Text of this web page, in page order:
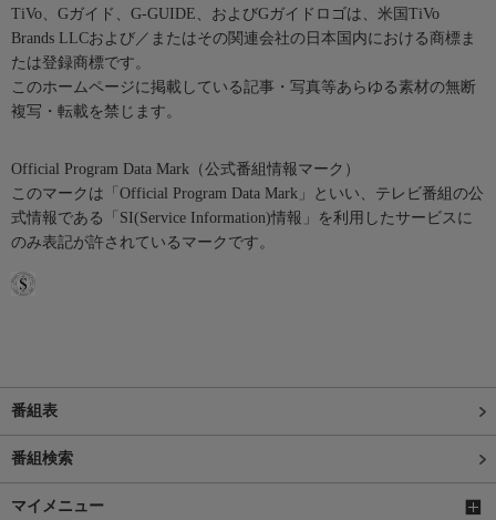
TiVo、Gガイド、G-GUIDE、およびGガイドロゴは、米国TiVo
Brands LLCおよび／またはその関連会社の日本国内における商標ま
たは登録商標です。
このホームページに掲載している記事・写真等あらゆる素材の無断
複写・転載を禁じます。
Official Program Data Mark（公式番組情報マーク）
このマークは「Official Program Data Mark」といい、テレビ番組の公
式情報である「SI(Service Information)情報」を利用したサービスに
のみ表記が許されているマークです。
番組表
番組検索
マイメニュー